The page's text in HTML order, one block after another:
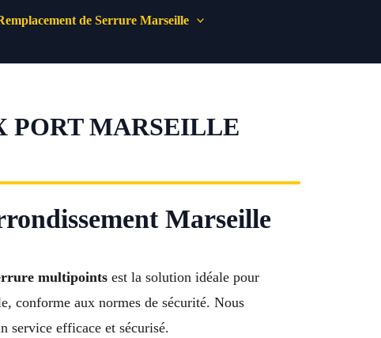
de Serrure Marseille
PORT MARSEILLE
Marseille
multipoints est la solution idéale pour
conforme aux normes de sécurité. Nous
service efficace et sécurisé.